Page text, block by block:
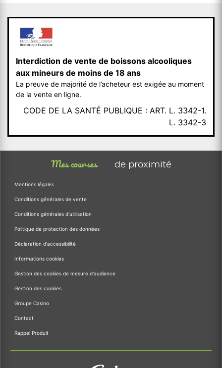
Interdiction de vente de boissons alcooliques
aux mineurs de moins de 18 ans
La preuve de majorité de l’acheteur est exigée au moment
de la vente en ligne.
CODE DE LA SANTÉ PUBLIQUE : ART. L. 3342-1.
L. 3342-3
Mes courses de proximité
Mentions légales
Conditions générales de vente
Conditions générales d'utilisation
Politique de protection des données
Déclaration d'accessibilité
Informations cookies
Gestion des cookies de mesure d'audience
Gestion des cookies
Groupe Casino
Contact
Rappel Produit